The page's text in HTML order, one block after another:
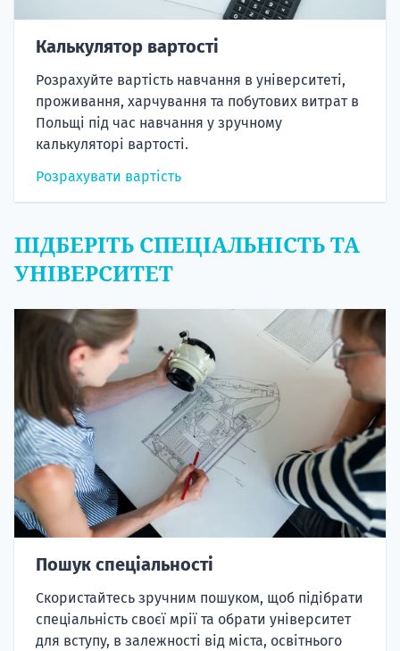
Калькулятор вартості
Розрахуйте вартість навчання в університеті,
проживання, харчування та побутових витрат в
Польщі під час навчання у зручному
калькуляторі вартості.
Розрахувати вартість
ПІДБЕРІТЬ СПЕЦІАЛЬНІСТЬ ТА
УНІВЕРСИТЕТ
Пошук спеціальності
Скористайтесь зручним пошуком, щоб підібрати
спеціальність своєї мрії та обрати університет
для вступу, в залежності від міста, освітнього